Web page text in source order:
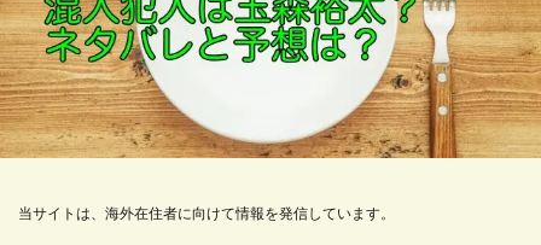
当サイトは、海外在住者に向けて情報を発信しています。